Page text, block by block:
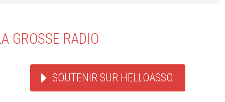
GROSSE RADIO
SOUTENIR SUR HELLOASSO